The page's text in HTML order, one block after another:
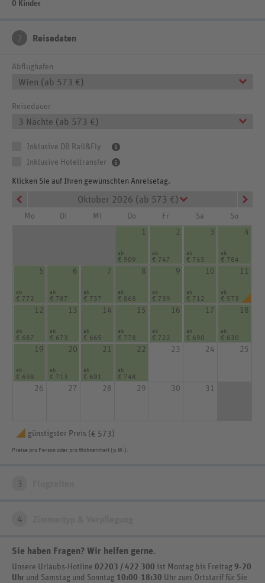
0 Kinder
2 Reisedaten
Abflughafen
Wien (ab 573 €)
Reisedauer
3 Nächte (ab 573 €)
Inklusive DB Rail&Fly
Inklusive Hoteltransfer
Klicken Sie auf Ihren gewünschten Anreisetag.
Oktober 2026 (ab 573 €)
Mo Di Mi Do Fr Sa
So
1
ab
€ 909
2
ab
€ 747
3
ab
€ 765
4
ab
€ 784
5
ab
€ 772
6
ab
€ 787
7
ab
€ 737
8
ab
€ 868
9
ab
€ 739
10
ab
€ 712
11
ab
€ 573
12
ab
€ 687
13
ab
€ 673
14
ab
€ 665
15
ab
€ 778
16
ab
€ 722
17
ab
€ 690
18
ab
€ 630
19
ab
€ 698
20
ab
€ 713
21
ab
€ 691
22
ab
€ 748
23 24 25
26 27 28 29 30 31
günstigster Preis (€ 573)
Preise pro Person oder pro Wohneinheit (p.W.).
3
4
Sie haben Fragen? Wir helfen gerne.
Unsere Urlaubs-Hotline 02203 / 422 300 ist Montag bis Freitag 9-20
Uhr und Samstag und Sonntag 10:00-18:30 Uhr zum Ortstarif für Sie